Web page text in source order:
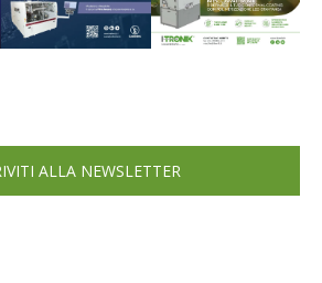
ALLA NEWSLETTER